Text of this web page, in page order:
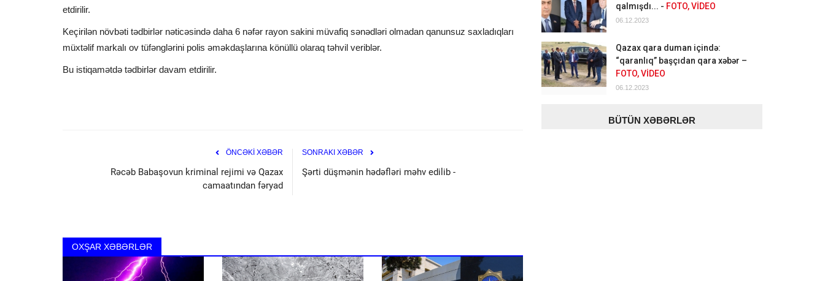
etdirilir.
Keçirilən növbəti tədbirlər nəticəsində daha 6 nəfər rayon sakini müvafiq sənədləri olmadan qanunsuz saxladıqları
müxtəlif markalı ov tüfənglərini polis əməkdaşlarına könüllü olaraq təhvil veriblər.
Bu istiqamətdə tədbirlər davam etdirilir.
ÖNCƏKİ XƏBƏR
Rəcəb Babaşovun kriminal rejimi və Qazax
camaatından fəryad
SONRAKI XƏBƏR
Şərti düşmənin hədəfləri məhv edilib -
OXŞAR XƏBƏRLƏR
qalmışdı... - FOTO, VİDEO
06.12.2023
Qazax qara duman içində:
“qaranlıq” başçıdan qara xəbər –
FOTO, VİDEO
06.12.2023
BÜTÜN XƏBƏRLƏR